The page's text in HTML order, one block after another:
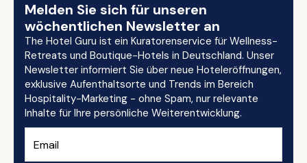
Melden Sie sich für unseren
wöchentlichen Newsletter an
The Hotel Guru ist ein Kuratorenservice für Wellness-
Retreats und Boutique-Hotels in Deutschland. Unser
Newsletter informiert Sie über neue Hoteleröffnungen,
exklusive Aufenthaltsorte und Trends im Bereich
Hospitality-Marketing - ohne Spam, nur relevante
Inhalte für Ihre persönliche Weiterentwicklung.